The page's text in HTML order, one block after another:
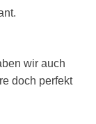
wir auch
doch perfekt